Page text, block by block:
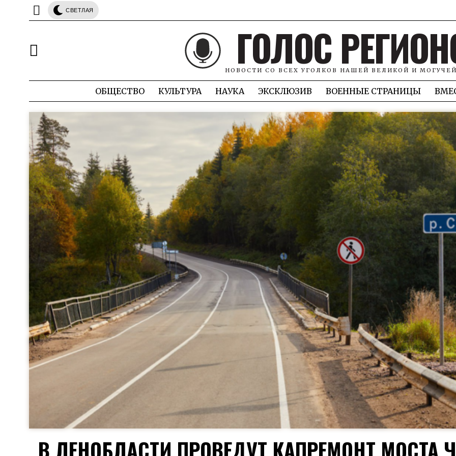
СВЕТЛАЯ
ГОЛОС
НОВОСТИ СО ВСЕХ УГОЛКОВ НАШЕЙ ВЕЛИКОЙ И
ОБЩЕСТВО КУЛЬТУРА НАУКА ЭКСКЛЮЗИВ ВОЕННЫЕ СТРАНИЦЫ